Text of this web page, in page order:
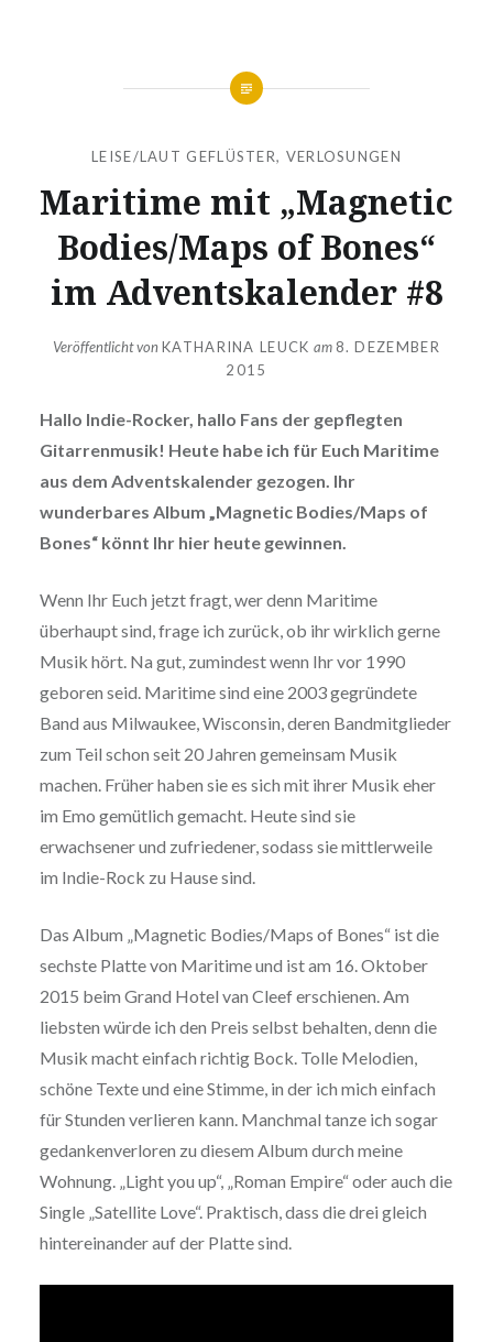
LEISE/LAUT GEFLÜSTER, VERLOSUNGEN
Maritime mit „Magnetic
Bodies/Maps of Bones“
im Adventskalender #8
Veröffentlicht vonKATHARINA LEUCK am 8. DEZEMBER
2015
Hallo Indie-Rocker, hallo Fans der gepflegten
Gitarrenmusik! Heute habe ich für Euch Maritime
aus dem Adventskalender gezogen. Ihr
wunderbares Album „Magnetic Bodies/Maps of
Bones“ könnt Ihr hier heute gewinnen.
Wenn Ihr Euch jetzt fragt, wer denn Maritime
überhaupt sind, frage ich zurück, ob ihr wirklich gerne
Musik hört. Na gut, zumindest wenn Ihr vor 1990
geboren seid. Maritime sind eine 2003 gegründete
Band aus Milwaukee, Wisconsin, deren Bandmitglieder
zum Teil schon seit 20 Jahren gemeinsam Musik
machen. Früher haben sie es sich mit ihrer Musik eher
im Emo gemütlich gemacht. Heute sind sie
erwachsener und zufriedener, sodass sie mittlerweile
im Indie-Rock zu Hause sind.
Das Album „Magnetic Bodies/Maps of Bones“ ist die
sechste Platte von Maritime und ist am 16. Oktober
2015 beim Grand Hotel van Cleef erschienen. Am
liebsten würde ich den Preis selbst behalten, denn die
Musik macht einfach richtig Bock. Tolle Melodien,
schöne Texte und eine Stimme, in der ich mich einfach
für Stunden verlieren kann. Manchmal tanze ich sogar
gedankenverloren zu diesem Album durch meine
Wohnung. „Light you up“, „Roman Empire“ oder auch die
Single „Satellite Love“. Praktisch, dass die drei gleich
hintereinander auf der Platte sind.